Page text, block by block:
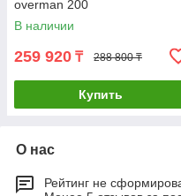
overman 200
В наличии
259 920 ₸ 288 800 ₸
Купить
О нас
Рейтинг не